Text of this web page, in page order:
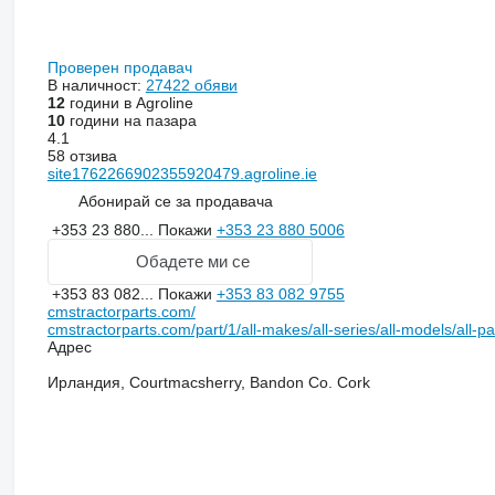
Проверен продавач
В наличност: 27422 обяви
12години в Agroline
10години на пазара
4.1
58 отзива
site1762266902355920479.agroline.ie
Абонирай се за продавача
+353 23 880... Покажи +353 23 880 5006
Обадете ми се
+353 83 082... Покажи +353 83 082 9755
cmstractorparts.com/
cmstractorparts.com/part/1/all-makes/all-series/all-models/all-
Адрес
Ирландия, Courtmacsherry, Bandon Co. Cork